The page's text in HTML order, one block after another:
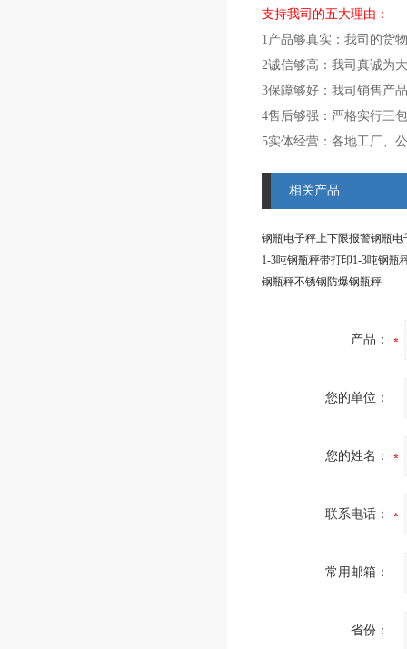
支持我司的五大理由：
1产品够真实：我司的货
2诚信够高：我司真诚为
3保障够好：我司销售产
4售后够强：严格实行三
5实体经营：各地工厂、
相关产品
1-3吨钢瓶秤带打印1-3吨钢瓶
钢瓶秤不锈钢防爆钢瓶秤
产品：
您的单位：
您的姓名：
联系电话：
常用邮箱：
省份：